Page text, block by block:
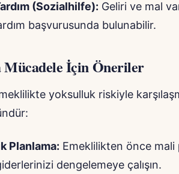
(Sozialhilfe): Geliri ve mal
başvurusunda bulunabilir.
İçin Öneriler
yoksulluk riskiyle
Planlama: Emeklilikten önce
dengelemeye çalışın.